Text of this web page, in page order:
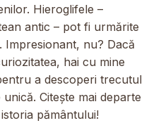
Hieroglifele –
antic – pot fi urmărite
nu? Dacă
hai cu mine
a descoperi trecutul
Citește mai departe
pământului!